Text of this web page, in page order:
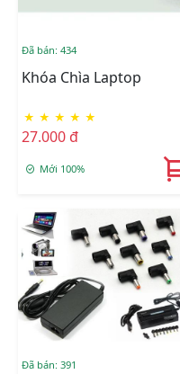
Đã bán: 434
Khóa Chìa Laptop
★ ★ ★ ★ ★
27.000 đ
Mới 100%
Đã bán: 391